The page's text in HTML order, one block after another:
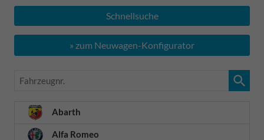
Schnellsuche
» zum Neuwagen-Konfigurator
Fahrzeugnr.
Abarth
Alfa Romeo